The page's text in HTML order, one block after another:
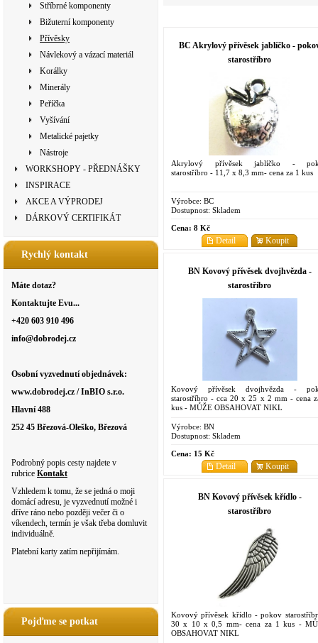
Stříbrné komponenty
Bižuterní komponenty
Přívěsky
Návlekový a vázací materiál
Korálky
Minerály
Peříčka
Vyšívání
Metalické pajetky
Nástroje
WORKSHOPY - PŘEDNÁŠKY
INSPIRACE
AKCE A VÝPRODEJ
DÁRKOVÝ CERTIFIKÁT
Rychlý kontakt
Máte dotaz?
Kontaktujte Evu...
+420 603 910 496
info@dobrodej.cz
Osobní vyzvednutí objednávek:
www.dobrodej.cz / InBIO s.r.o.
Hlavní 488
252 45 Březová-Oleško, Březová
Podrobný popis cesty najdete v
rubrice Kontakt
Vzhledem k tomu, že se jedná o moji
domácí adresu, je vyzvednutí možné i
dříve ráno nebo později večer či o
víkendech, termín je však třeba domluvit
individuálně.
Platební karty zatím nepřijímám.
Pojďme se potkat
BC Akrylový přívěsek jablíčko -
starostříbro
Akrylový přívěsek jablíčko -
starostříbro - 11,7 x 8,3 mm- cena za 1 kus
Výrobce: BC
Dostupnost: Skladem
Cena: 8 Kč
Koupit
Detail
BN Kovový přívěsek dvojhvězda -
starostříbro
Kovový přívěsek dvojhvězda -
starostříbro - cca 20 x 25 x 2 mm - cena
kus - MŮŽE OBSAHOVAT NIKL
Výrobce: BN
Dostupnost: Skladem
Cena: 15 Kč
Koupit
Detail
BN Kovový přívěsek křídlo -
starostříbro
Kovový přívěsek křídlo - pokov
30 x 10 x 0,5 mm- cena za 1 kus -
OBSAHOVAT NIKL